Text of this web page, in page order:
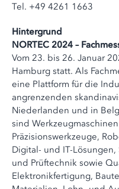
Tel. +49 4261 1663
Hintergrund
NORTEC 2024 –
Vom 23. bis 26. Januar
Hamburg statt. Als
eine Plattform für die
angrenzenden
Niederlanden und in
sind
Präzisionswerkzeuge,
Digital- und IT-
und Prüftechnik sowie
Elektronikfertigung,